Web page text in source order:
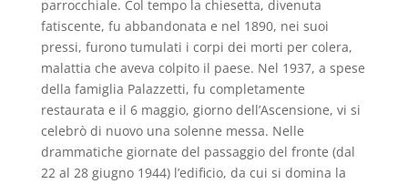
parrocchiale. Col tempo la chiesetta, divenuta
fatiscente, fu abbandonata e nel 1890, nei suoi
pressi, furono tumulati i corpi dei morti per colera,
malattia che aveva colpito il paese. Nel 1937, a spese
della famiglia Palazzetti, fu completamente
restaurata e il 6 maggio, giorno dell’Ascensione, vi si
celebrò di nuovo una solenne messa. Nelle
drammatiche giornate del passaggio del fronte (dal
22 al 28 giugno 1944) l’edificio, da cui si domina la